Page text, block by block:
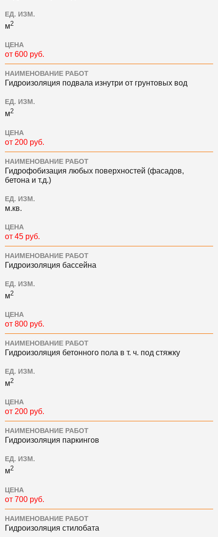
ЕД. ИЗМ.
м2
ЦЕНА
от 600 руб.
НАИМЕНОВАНИЕ РАБОТ
Гидроизоляция подвала изнутри от грунтовых вод
ЕД. ИЗМ.
м2
ЦЕНА
от 200 руб.
НАИМЕНОВАНИЕ РАБОТ
Гидрофобизация любых поверхностей (фасадов,
бетона и т.д.)
ЕД. ИЗМ.
м.кв.
ЦЕНА
от 45 руб.
НАИМЕНОВАНИЕ РАБОТ
Гидроизоляция бассейна
ЕД. ИЗМ.
м2
ЦЕНА
от 800 руб.
НАИМЕНОВАНИЕ РАБОТ
Гидроизоляция бетонного пола в т. ч. под стяжку
ЕД. ИЗМ.
м2
ЦЕНА
от 200 руб.
НАИМЕНОВАНИЕ РАБОТ
Гидроизоляция паркингов
ЕД. ИЗМ.
м2
ЦЕНА
от 700 руб.
НАИМЕНОВАНИЕ РАБОТ
Гидроизоляция стилобата